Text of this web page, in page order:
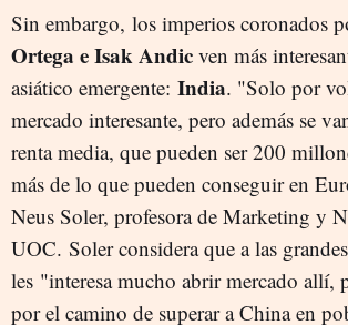
Sin embargo, los imperios coronados
Ortega e Isak Andic ven más
asiático emergente: India. "Solo por
mercado interesante, pero además se
renta media, que pueden ser 200
más de lo que pueden conseguir en
Neus Soler, profesora de Marketing y
UOC. Soler considera que a las
les "interesa mucho abrir mercado allí,
por el camino de superar a China en